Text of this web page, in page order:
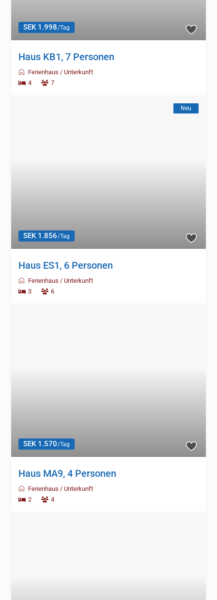
SEK 1.998/Tag
Haus KB1, 7 Personen
Ferienhaus /Unterkunft
4
7
SEK 1.856/Tag
Neu
Haus ES1, 6 Personen
Ferienhaus /Unterkunft
3
6
SEK 1.570/Tag
Haus MA9, 4 Personen
Ferienhaus /Unterkunft
2
4